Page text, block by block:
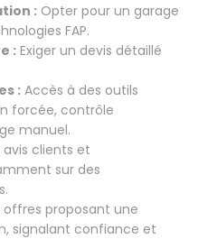
: Opter pour un garage
FAP.
: Exiger un devis détaillé
: Accès à des outils
forcée, contrôle
manuel.
avis clients et
sur des
offres proposant une
signalant confiance et